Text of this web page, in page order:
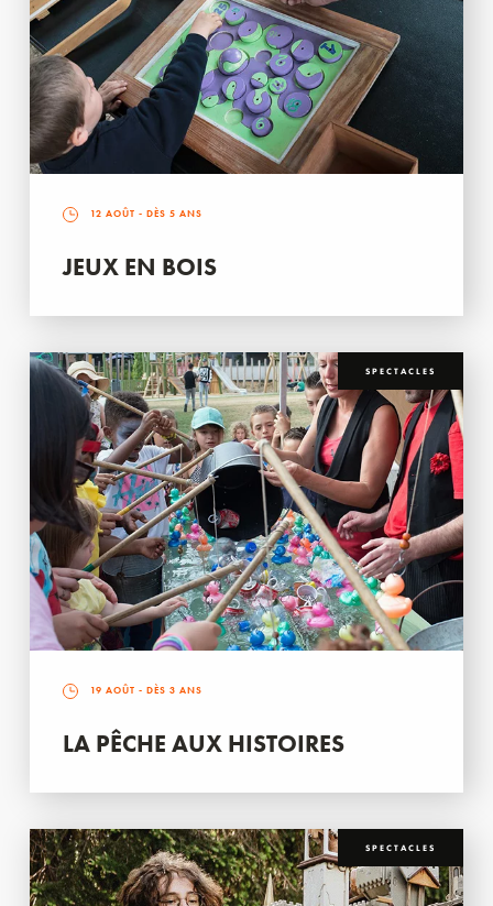
12 AOÛT - DÈS 5 ANS
JEUX EN BOIS
SPECTACLES
19 AOÛT - DÈS 3 ANS
LA PÊCHE AUX HISTOIRES
SPECTACLES